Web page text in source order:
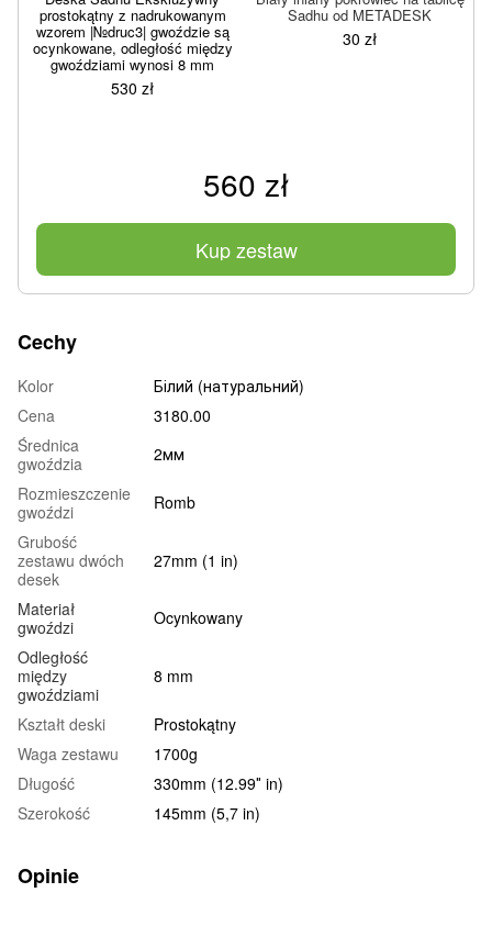
prostokątny z nadrukowanym
wzorem |№druc3| gwoździe są
ocynkowane, odległość między
gwoździami wynosi 8 mm
530 zł
Sadhu od METADESK
30 zł
560 zł
Kup zestaw
Cechy
Kolor
Білий (натуральний)
Cena
3180.00
Średnica
gwoździa
2мм
Rozmieszczenie
gwoździ
Romb
Grubość
zestawu dwóch
desek
27mm (1 in)
Materiał
gwoździ
Ocynkowany
Odległość
między
gwoździami
8 mm
Kształt deski
Prostokątny
Waga zestawu
1700g
Długość
330mm (12.99″ in)
Szerokość
145mm (5,7 in)
Opinie